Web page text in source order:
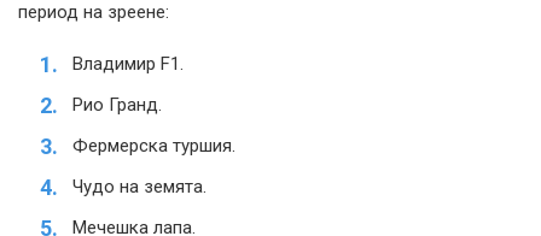
период на зреене:
Владимир F1.
Рио Гранд.
Фермерска туршия.
Чудо на земята.
Мечешка лапа.